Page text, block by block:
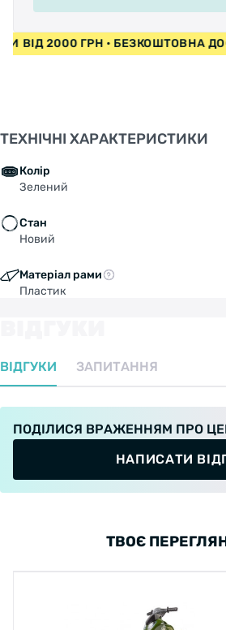
ВІД 2000 ГРН •
ТЕХНІЧНІ ХАРАКТЕРИСТИКИ
Колір
Зелений
Стан
Новий
Матеріал рами
Пластик
ВІДГУКИ ЗАПИТАННЯ
ПОДІЛИСЯ ВРАЖЕННЯМ ПРО
НАПИСАТИ
ТВОЄ